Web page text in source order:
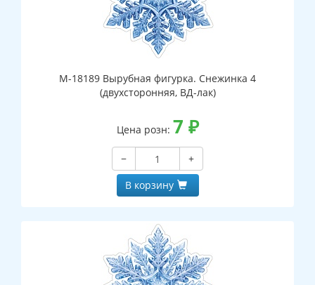
М-18189 Вырубная фигурка. Снежинка 4
(двухсторонняя, ВД-лак)
Цена розн: 7 ₽
−
+
В корзину